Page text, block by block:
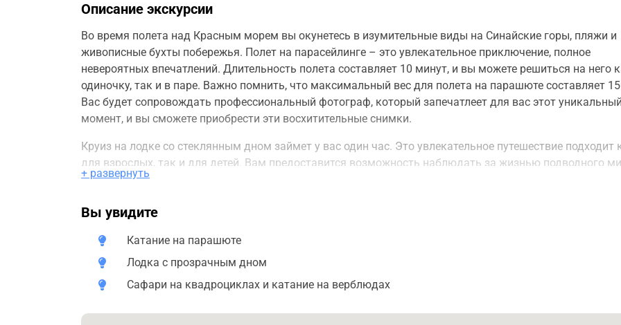
Описание экскурсии
Во время полета над Красным морем вы окунетесь в изумительные виды на Синайские горы, пляжи и
живописные бухты побережья. Полет на парасейлинге – это увлекательное приключение, полное
невероятных впечатлений. Длительность полета составляет 10 минут, и вы можете решиться на него
одиночку, так и в паре. Важно помнить, что максимальный вес для полета на парашюте составляет
Вас будет сопровождать профессиональный фотограф, который запечатлеет для вас этот
момент, и вы сможете приобрести эти восхитительные снимки.
Круиз на лодке со стеклянным дном займет у вас один час. Это увлекательное путешествие подходит
для взрослых, так и для детей. Вам предоставится возможность наблюдать за жизнью подводного
насладиться его красотой.
Катание на квадроциклах возможно как в одиночку, так и в паре. Группу будет сопровождать
инструктор. Во время маршрута вы сделаете две захватывающие остановки, где сможете
необычными пейзажами, послушать горное эхо и отведать ароматный чай в аутентичной деревушке
бедуинов. Продолжительность катания составляет от одного до 1.2 часов. Во время одной из
самостоятельного управления квадроциклом допускаются дети от 12 лет.
+ развернуть
Вы увидите
Катание на парашюте
Лодка с прозрачным дном
Сафари на квадроциклах и катание на верблюдах